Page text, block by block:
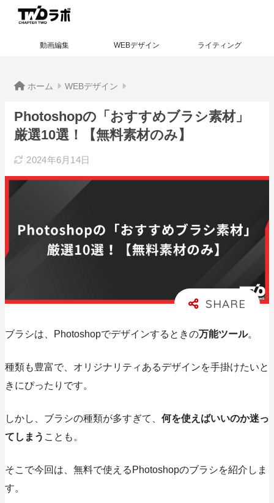
動画編集 WEBデザイン ライティング
ホーム WEBデザイン
Photoshopの「おすすめブラシ素材」
厳選10選！【無料素材のみ】
2024年6月14日
ブラシは、Photoshopでデザインするときの万能ツール。
種類も豊富で、オリジナリティあるデザインを手掛けたいと
きにぴったりです。
しかし、ブラシの種類が多すぎて、 何を使えばいいのか迷っ
てしまう ことも。
そこで今回は、 無料で使えるPhotoshopのブラシを紹介しま
す。